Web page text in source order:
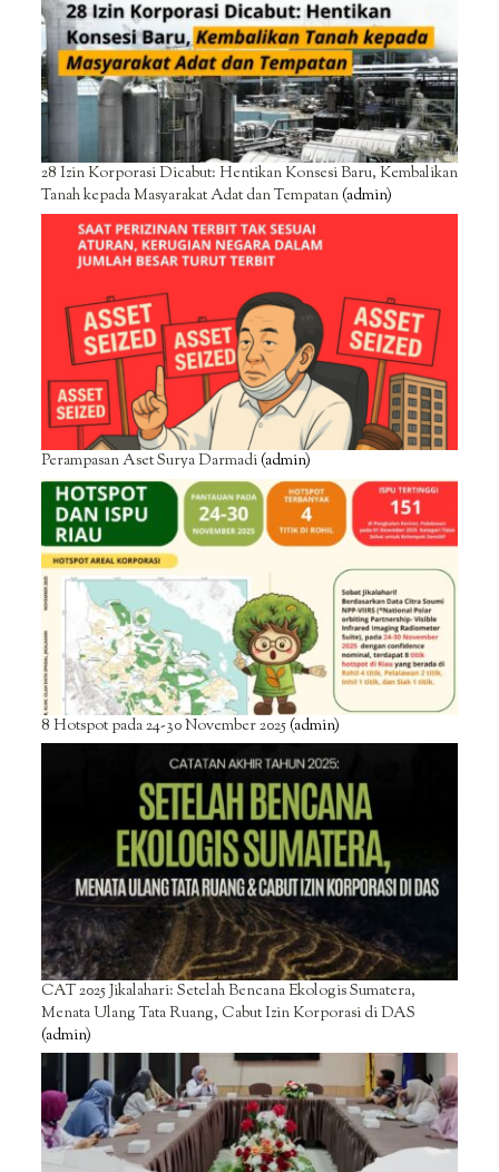
28 Izin Korporasi Dicabut: Hentikan Konsesi Baru, Kembalikan
Tanah kepada Masyarakat Adat dan Tempatan(admin)
Perampasan Aset Surya Darmadi(admin)
8 Hotspot pada 24-30 November 2025(admin)
CAT 2025 Jikalahari: Setelah Bencana Ekologis Sumatera,
Menata Ulang Tata Ruang, Cabut Izin Korporasi di DAS
(admin)